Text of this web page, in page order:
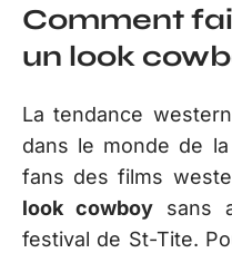
Comment
un look
La tendance
dans le monde de
fans des films
look cowboysans
festival de St-Tite.